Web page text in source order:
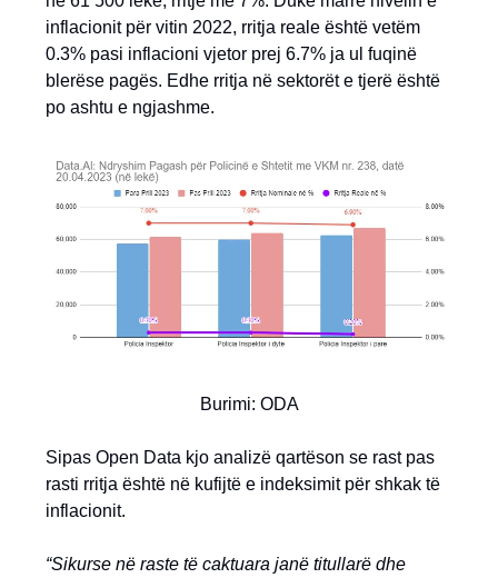
inflacionit për vitin 2022, rritja reale është vetëm
0.3% pasi inflacioni vjetor prej 6.7% ja ul fuqinë
blerëse pagës. Edhe rritja në sektorët e tjerë është
po ashtu e ngjashme.
Burimi: ODA
Sipas Open Data kjo analizë qartëson se rast pas
rasti rritja është në kufijtë e indeksimit për shkak të
inflacionit.
“Sikurse në raste të caktuara janë titullarë dhe